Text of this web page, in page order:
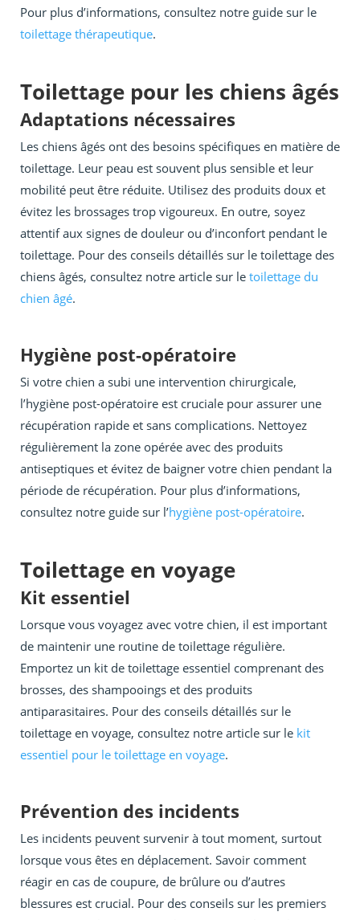
Pour plus d’informations, consultez notre guide sur le
toilettage thérapeutique.
Toilettage pour les chiens âgés
Adaptations nécessaires
Les chiens âgés ont des besoins spécifiques en matière de
toilettage. Leur peau est souvent plus sensible et leur
mobilité peut être réduite. Utilisez des produits doux et
évitez les brossages trop vigoureux. En outre, soyez
attentif aux signes de douleur ou d’inconfort pendant le
toilettage. Pour des conseils détaillés sur le toilettage des
chiens âgés, consultez notre article sur le toilettage du
chien âgé.
Hygiène post-opératoire
Si votre chien a subi une intervention chirurgicale,
l’hygiène post-opératoire est cruciale pour assurer une
récupération rapide et sans complications. Nettoyez
régulièrement la zone opérée avec des produits
antiseptiques et évitez de baigner votre chien pendant la
période de récupération. Pour plus d’informations,
consultez notre guide sur l’hygiène post-opératoire.
Toilettage en voyage
Kit essentiel
Lorsque vous voyagez avec votre chien, il est important
de maintenir une routine de toilettage régulière.
Emportez un kit de toilettage essentiel comprenant des
brosses, des shampooings et des produits
antiparasitaires. Pour des conseils détaillés sur le
toilettage en voyage, consultez notre article sur le kit
essentiel pour le toilettage en voyage.
Prévention des incidents
Les incidents peuvent survenir à tout moment, surtout
lorsque vous êtes en déplacement. Savoir comment
réagir en cas de coupure, de brûlure ou d’autres
blessures est crucial. Pour des conseils sur les premiers